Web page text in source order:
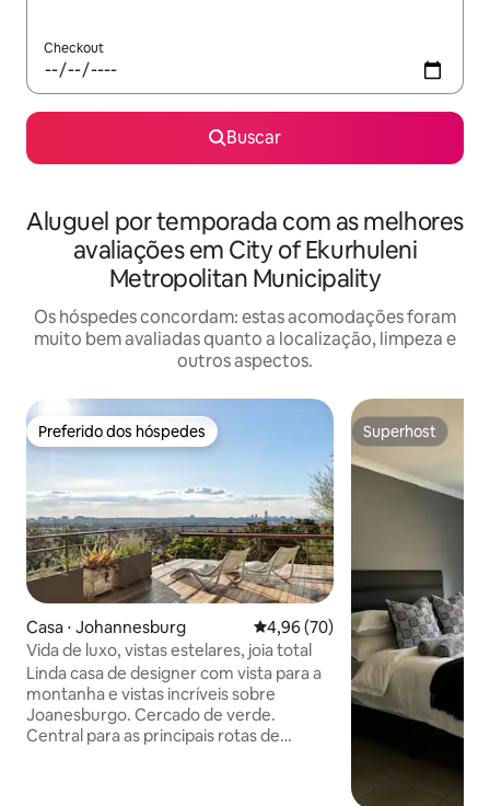
Checkout
Buscar
Aluguel por temporada com as melhores
avaliações em City of Ekurhuleni
Metropolitan Municipality
Os hóspedes concordam: estas acomodações foram
muito bem avaliadas quanto a localização, limpeza e
outros aspectos.
Preferido dos hóspedes
Preferido dos hóspedes
Casa ⋅ Johannesburg 4,96 de uma avaliação média
4,96 (70)
Vida de luxo, vistas estelares, joia total
Linda casa de designer com vista para a
montanha e vistas incríveis sobre
Joanesburgo. Cercado de verde.
Central para as principais rotas de
Superhost
Superhost